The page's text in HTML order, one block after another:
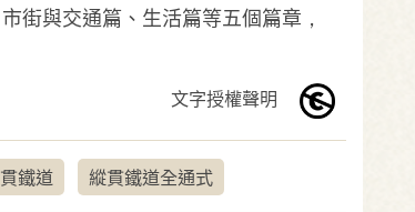
街與交通篇、生活篇等五個篇章，
文字授權聲明
鐵道 縱貫鐵道全通式